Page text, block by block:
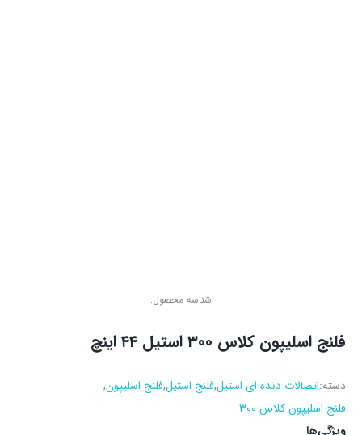
شناسه محصول:
فلنج اسلیپون کلاس ۳۰۰ استیل ۴۴ اینچ
دسته:اتصالات دنده ای استیل,فلنج استیل,فلنج اسلیپون,
فلنج اسلیپون کلاس ۳۰۰
ویژگی‌ها